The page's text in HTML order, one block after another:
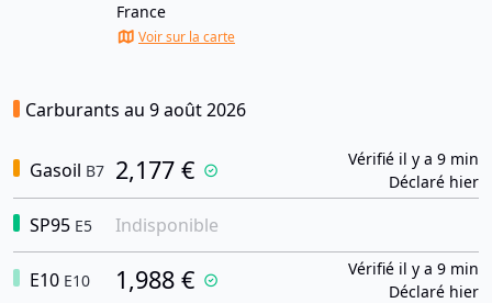
France
Voir sur la carte
Carburants au 9 août 2026
Gasoil B7 2,177 €
Vérifié il y a 9 min
Déclaré hier
SP95 E5 Indisponible
E10 E10 1,988 €
Vérifié il y a 9 min
Déclaré hier